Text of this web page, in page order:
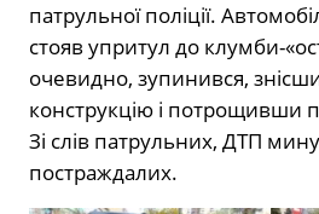
патрульної поліції.
стояв упритул до клумби-
очевидно, зупинився,
конструкцію і потрощивши
Зі слів патрульних, ДТП
постраждалих.